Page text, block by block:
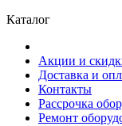
Каталог
Акции и
Доставка и
Контакты
Рассрочка
Ремонт